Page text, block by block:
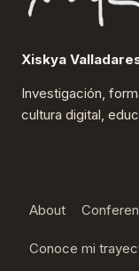
Xiskya
Investigación,
cultura digital,
About
Conoce mi